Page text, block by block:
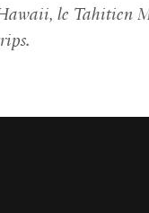
le Tahitien